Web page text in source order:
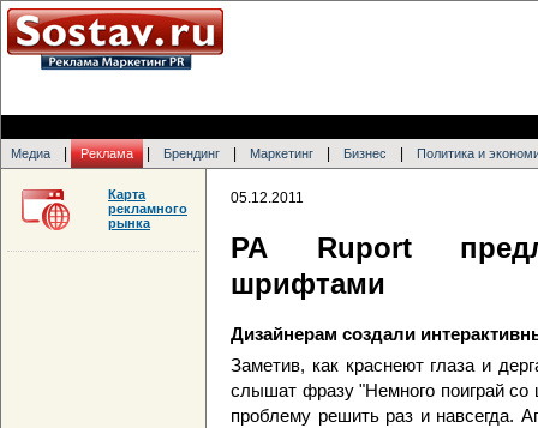
Медиа Реклама Брендинг Маркетинг Бизнес Политика и
05.12.2011
РА Ruport
шрифтами
Дизайнерам создали
Заметив, как краснеют глаза и
слышат фразу "Немного поиграй
проблему решить раз и навсегда.
Карта
рекламного
рынка